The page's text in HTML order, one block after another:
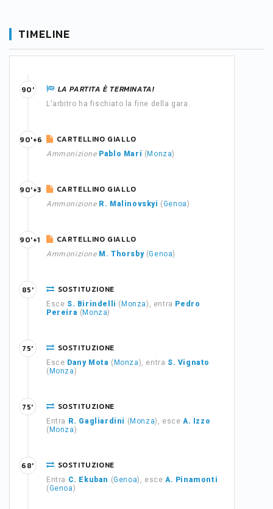
TIMELINE
LA PARTITA È TERMINATA!
L'arbitro ha fischiato la fine della gara.
90'
CARTELLINO GIALLO
Ammonizione Pablo Marí ( Monza)
90'+6
CARTELLINO GIALLO
Ammonizione R. Malinovskyi (Genoa)
90'+3
CARTELLINO GIALLO
Ammonizione M. Thorsby(Genoa)
90'+1
SOSTITUZIONE
Esce S. Birindelli ( Monza), entra Pedro
Pereira ( Monza)
85'
SOSTITUZIONE
Esce Dany Mota ( Monza), entra S. Vignato
( Monza)
75'
SOSTITUZIONE
Entra R. Gagliardini ( Monza), esceA. Izzo
( Monza)
75'
SOSTITUZIONE
Entra C. Ekuban (Genoa), esceA. Pinamonti
(Genoa)
68'